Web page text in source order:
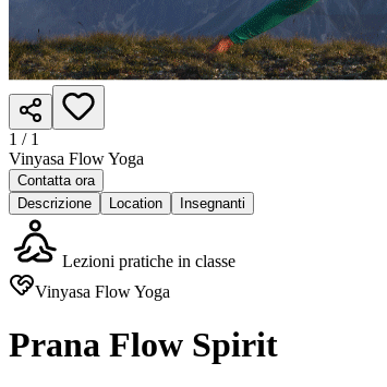
1 / 1
Vinyasa Flow Yoga
Contatta ora
Descrizione
Location Insegnanti
Lezioni pratiche in classe
Vinyasa Flow Yoga
Prana Flow Spirit